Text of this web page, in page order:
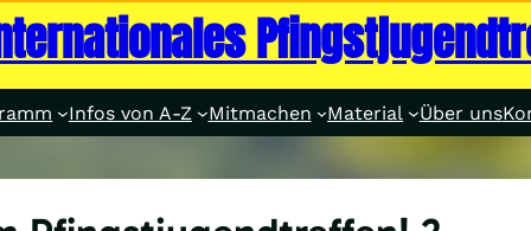
Infos von A-Z Mitmachen Material Über uns